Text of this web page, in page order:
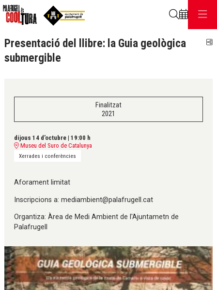
Presentació del llibre: la Guia geològica
submergible
Finalitzat
2021
dijous 14 d’octubre | 19:00 h
Museu del Suro de Catalunya
Xerrades i conferències
Aforament limitat
Inscripcions a: mediambient@palafrugell.cat
Organtiza: Àrea de Medi Ambient de l'Ajuntametn de
Palafrugell